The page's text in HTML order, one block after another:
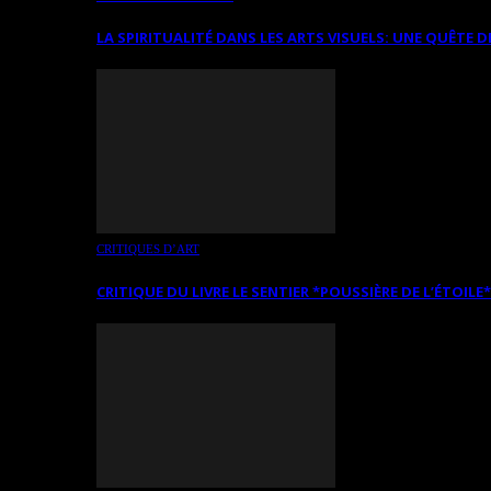
LA SPIRITUALITÉ DANS LES ARTS VISUELS: UNE QUÊTE
CRITIQUES D’ART
CRITIQUE DU LIVRE LE SENTIER *POUSSIÈRE DE L’ÉTOILE*